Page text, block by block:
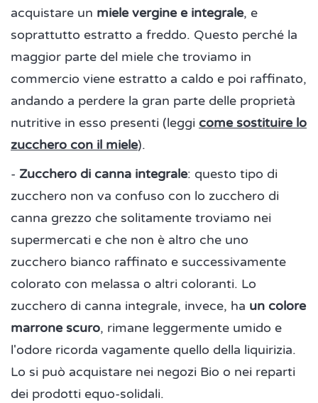
acquistare un miele vergine e integrale, e
soprattutto estratto a freddo. Questo perché la
maggior parte del miele che troviamo in
commercio viene estratto a caldo e poi raffinato,
andando a perdere la gran parte delle proprietà
nutritive in esso presenti (leggi come sostituire lo
zucchero con il miele).
- Zucchero di canna integrale: questo tipo di
zucchero non va confuso con lo zucchero di
canna grezzo che solitamente troviamo nei
supermercati e che non è altro che uno
zucchero bianco raffinato e successivamente
colorato con melassa o altri coloranti. Lo
zucchero di canna integrale, invece, ha un colore
marrone scuro, rimane leggermente umido e
l'odore ricorda vagamente quello della liquirizia.
Lo si può acquistare nei negozi Bio o nei reparti
dei prodotti equo-solidali.